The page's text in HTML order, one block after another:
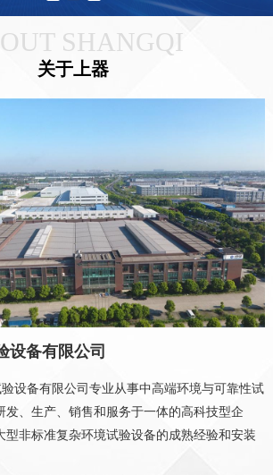
SHANGQI
关于上器
设备有限公司
验设备有限公司专业从事中高端环境与可靠性试
发、生产、销售和服务于一体的高科技型企
型非标准复杂环境试验设备的成熟经验和安装